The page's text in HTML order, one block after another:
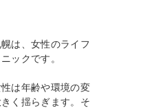
は、女性のライフ
ックです。
は年齢や環境の変
く揺らぎます。そ